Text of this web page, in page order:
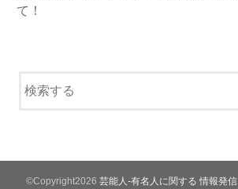
て！
©Copyright2026 芸能人-有名人に関する 情報発信